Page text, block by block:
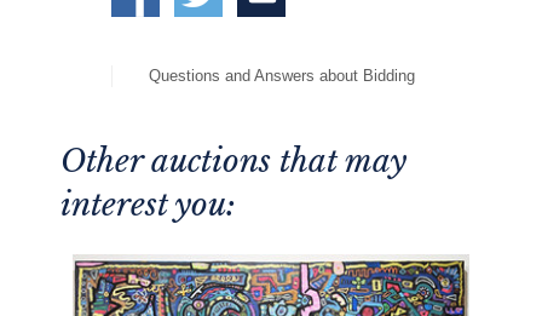
Questions and Answers about Bidding
Other auctions that may
interest you: